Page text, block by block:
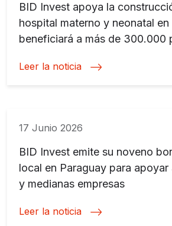
BID Invest apoya la
hospital materno y neonatal en
beneficiará a más de 300.000
Leer la noticia
17 Junio 2026
BID Invest emite su noveno
local en Paraguay para apoyar
y medianas empresas
Leer la noticia